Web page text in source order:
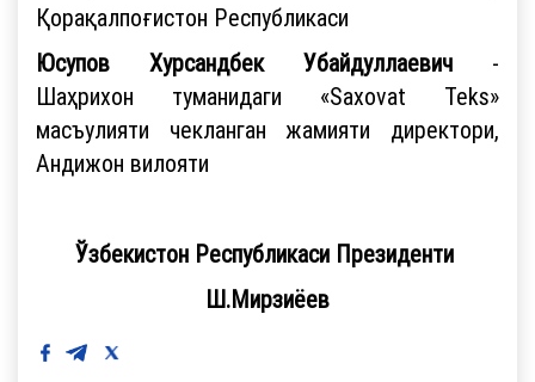
Қорақалпоғистон Республикаси
Юсупов Хурсандбек Убайдуллаевич -
Шаҳрихон туманидаги «Saxovat Teks»
масъулияти чекланган жамияти директори,
Андижон вилояти
Ўзбекистон Республикаси Президенти
Ш.Мирзиёев